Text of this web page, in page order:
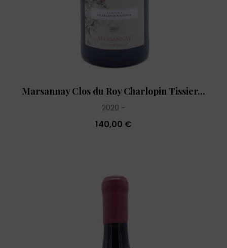
Marsannay Clos du Roy Charlopin Tissier...
2020
140,00 €